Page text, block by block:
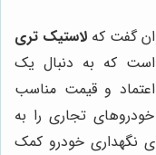
گفت که لاستیک تری
که به دنبال یک
و قیمت مناسب
تجاری را به
نگهداری خودرو کمک